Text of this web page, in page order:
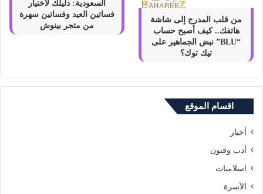
من قلب المدرج إلى شاشة
هاتفك.. كيف أصبح حساب
“BLU” نبض الجماهير على
تيك توك؟
السعودية: دليلك لاختيار
فساتين العيد وفساتين سهرة
من متجر بينوش
اقسام الموقع
أخبار
أدب وفنون
اسلاميات
الأسرة